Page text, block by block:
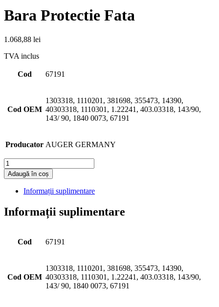
Bara Protectie Fata
1.068,88 lei
TVA inclus
Cod 67191
Cod OEM
1303318, 1110201, 381698, 355473, 14390,
40303318, 1110301, 1.22241, 403.03318, 143/90,
143/ 90, 1840 0073, 67191
Producator AUGER GERMANY
Cantitate
Adaugă în coș
Informații suplimentare
Informații suplimentare
Cod 67191
Cod OEM
1303318, 1110201, 381698, 355473, 14390,
40303318, 1110301, 1.22241, 403.03318, 143/90,
143/ 90, 1840 0073, 67191